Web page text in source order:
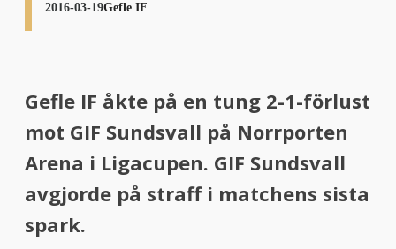
2016-03-19Gefle IF
Gefle IF åkte på en tung 2-1-förlust
mot GIF Sundsvall på Norrporten
Arena i Ligacupen. GIF Sundsvall
avgjorde på straff i matchens sista
spark.